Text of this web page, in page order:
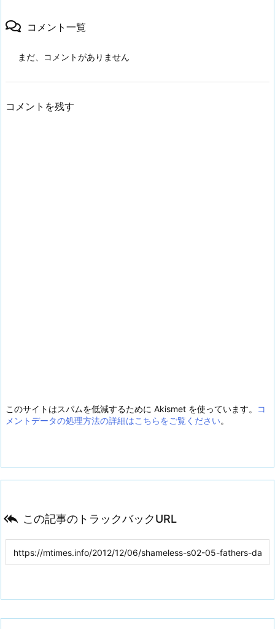
コメント一覧
まだ、コメントがありません
コメントを残す
このサイトはスパムを低減するために Akismet を使っています。
コ
メントデータの処理方法の詳細はこちらをご覧ください。
 この記事のトラックバックURL